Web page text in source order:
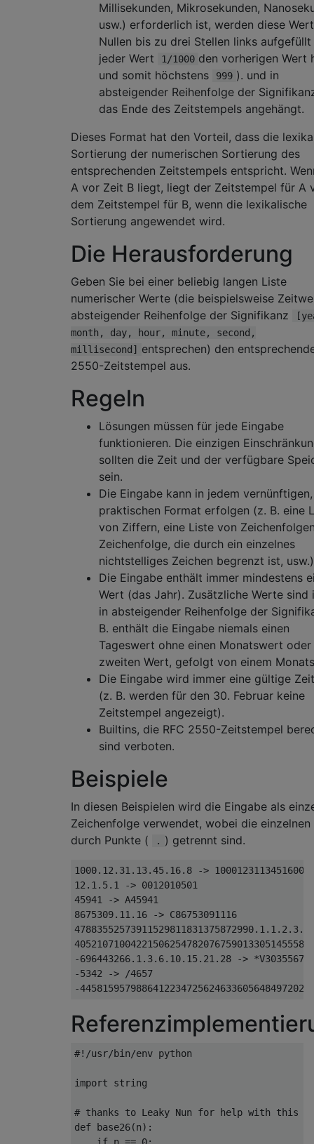
Millisekunden, Mikrosekunden,
usw.) erforderlich ist, werden diese
Nullen bis zu drei Stellen links
jeder Wert
1/1000 den vorherigen Wert
und somit höchstens
999 ). und in
absteigender Reihenfolge der
das Ende des Zeitstempels angehängt.
Dieses Format hat den Vorteil, dass die
Sortierung der numerischen Sortierung des
entsprechenden Zeitstempels entspricht.
A vor Zeit B liegt, liegt der Zeitstempel für A
dem Zeitstempel für B, wenn die lexikalische
Sortierung angewendet wird.
Die Herausforderung
Geben Sie bei einer beliebig langen Liste
numerischer Werte (die beispielsweise
absteigender Reihenfolge der Signifikanz
month, day, hour, minute, second,
millisecond]
entsprechen) den
2550-Zeitstempel aus.
Regeln
Lösungen müssen für jede Eingabe
funktionieren. Die einzigen
sollten die Zeit und der verfügbare
sein.
Die Eingabe kann in jedem vernünftigen,
praktischen Format erfolgen (z. B. eine
von Ziffern, eine Liste von
Zeichenfolge, die durch ein einzelnes
nichtstelliges Zeichen begrenzt ist,
Die Eingabe enthält immer mindestens
Wert (das Jahr). Zusätzliche Werte sind
in absteigender Reihenfolge der
B. enthält die Eingabe niemals einen
Tageswert ohne einen Monatswert oder
zweiten Wert, gefolgt von einem
Die Eingabe wird immer eine gültige
(z. B. werden für den 30. Februar keine
Zeitstempel angezeigt).
Builtins, die RFC 2550-Zeitstempel
sind verboten.
Beispiele
In diesen Beispielen wird die Eingabe als
Zeichenfolge verwendet, wobei die einzelnen
durch Punkte (
. ) getrennt sind.
1000.12.31.13.45.16.8 -> 10001231134516008
12.1.5.1 -> 0012010501
45941 -> A45941
8675309.11.16 -> C86753091116
-696443266.1.3.6.10.15.21.28 ->
-5342 -> /4657
#!/usr/bin/env python
import string
# thanks to Leaky Nun for help with this
def base26(n):